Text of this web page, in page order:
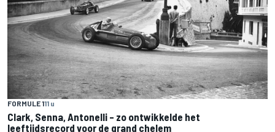
FORMULE 111 u
Clark, Senna, Antonelli – zo ontwikkelde het
leeftijdsrecord voor de grand chelem